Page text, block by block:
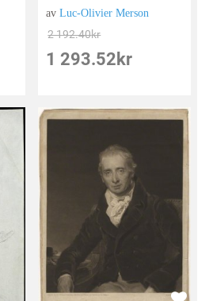
avLuc-Olivier Merson
2 192.40kr
1 293.52 kr